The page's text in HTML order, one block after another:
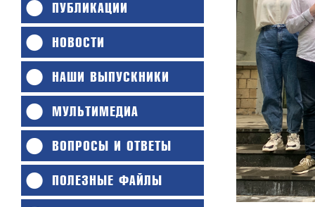
ПУБЛИКАЦИИ
НОВОСТИ
НАШИ ВЫПУСКНИКИ
МУЛЬТИМЕДИА
ВОПРОСЫ И ОТВЕТЫ
ПОЛЕЗНЫЕ ФАЙЛЫ